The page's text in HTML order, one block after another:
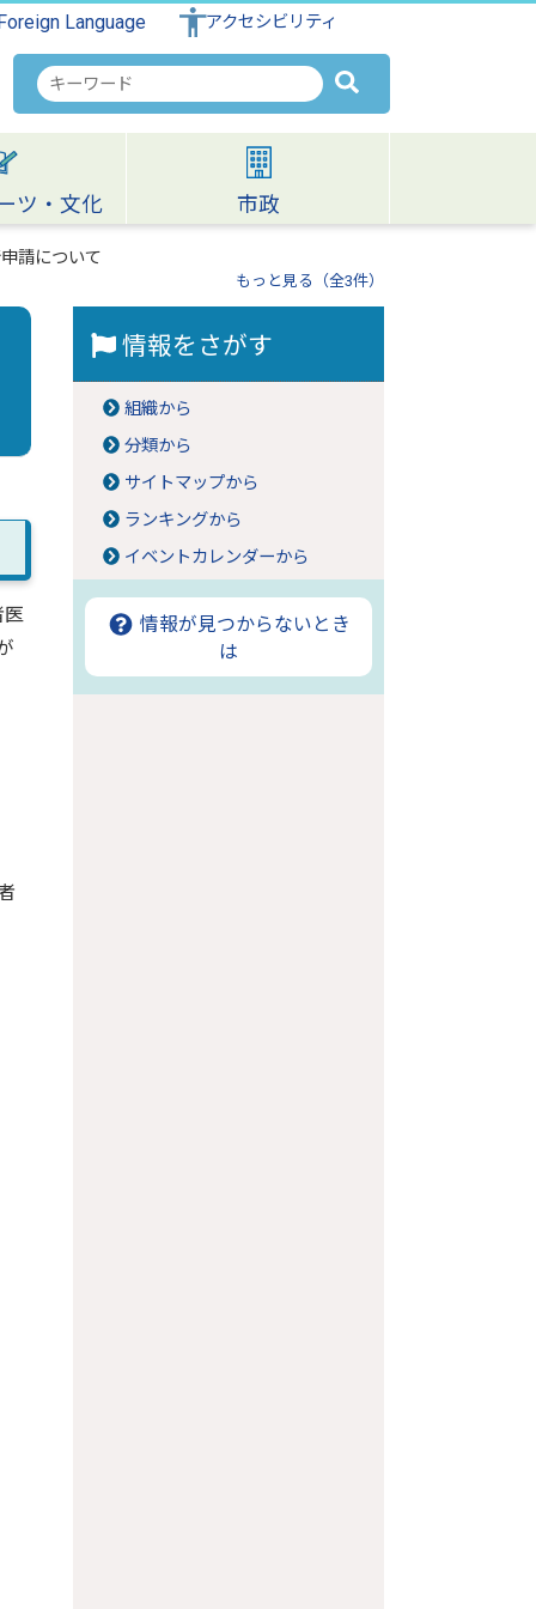
Language アクセシビリティ
検
索
キ
ワ
ー
ド
ツ・文化 市政
請について
もっと見る（全3件）
情報をさがす
組織から
分類から
サイトマップから
ランキングから
イベントカレンダーから
情報が見つからないとき
は